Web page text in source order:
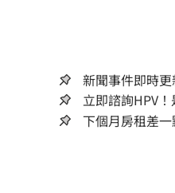
新聞事件即時
立即諮詢HPV
下個月房租差